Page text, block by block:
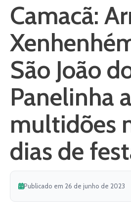
Camacã:
São João
Panelinha
multidões
dias de
Publicado em 26 de junho de 2023